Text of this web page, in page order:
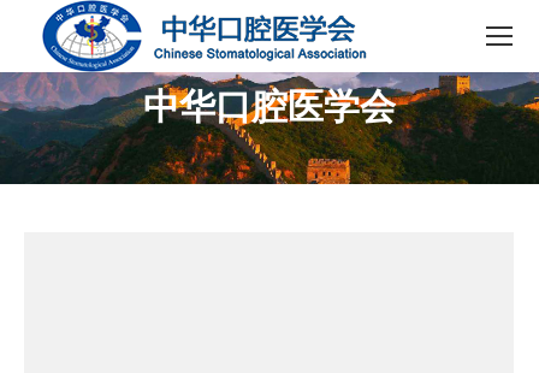
中华口腔医学会
您在这里：